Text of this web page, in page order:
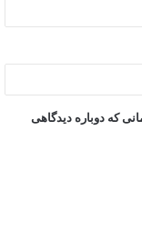
که دوباره دیدگاهی